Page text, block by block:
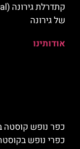
של גירונה
אודותינו
כפר נופש קוסטה
כפרי נופש